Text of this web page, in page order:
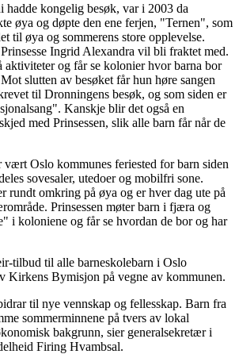
hadde kongelig besøk, var i 2003 da
øya og døpte den ene ferjen, "Ternen", som
til øya og sommerens store opplevelse.
Ingrid Alexandra vil bli fraktet med.
aktiviteter og får se kolonier hvor barna bor
slutten av besøket får hun høre sangen
til Dronningens besøk, og som siden er
Kanskje blir det også en
med Prinsessen, slik alle barn får når de
Oslo kommunes feriested for barn siden
sovesaler, utedoer og mobilfri sone.
rundt omkring på øya og er hver dag ute på
Prinsessen møter barn i fjæra og
i koloniene og får se hvordan de bor og har
tilbud til alle barneskolebarn i Oslo
Kirkens Bymisjon på vegne av kommunen.
til nye vennskap og fellesskap. Barn fra
sommerminnene på tvers av lokal
bakgrunn, sier generalsekretær i
Firing Hvambsal.